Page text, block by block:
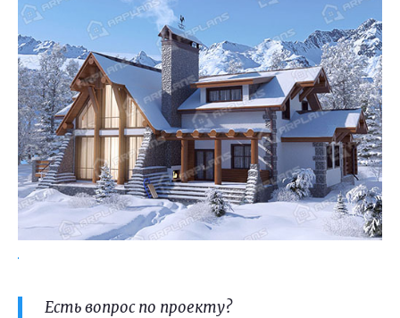
Есть вопрос по проекту?